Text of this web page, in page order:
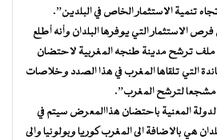
تنمية الاستثمار الخاص في البلدين”.
الاستثمار التي يوفرها البلدان وأنه أطلع
ترشح مدينة طنجه المغربية لاحتضان
2012، والمساندة التي تلقاها المغرب في هذا الصدد وخلاصات
مشجعا لترشح المغرب”.
المعنية باحتضان هذاالمعرض سيتم في
هي بالاضافة الى المغرب كوريا وبولونيا والى